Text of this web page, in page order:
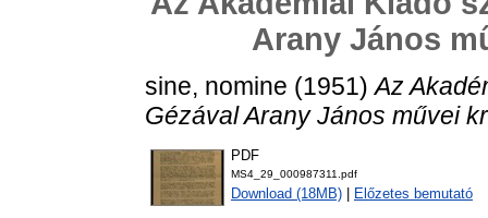
Arany János
sine, nomine (1951)Az
Gézával Arany János művei
PDF
MS4_29_000987311.pdf
Download (18MB) Előzetes bemutató